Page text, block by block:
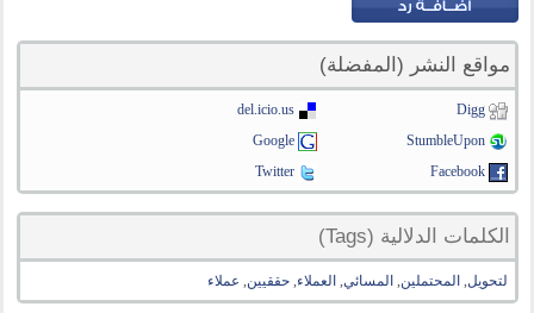
مواقع النشر (المفضلة)
Digg
del.icio.us
StumbleUpon
Google
Facebook
Twitter
الكلمات الدلالية (Tags)
لتحويل, المحتملين, المسائي, العملاء,حققيين, عملاء